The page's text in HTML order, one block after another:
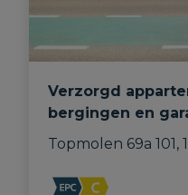
Verzorgd
bergingen en
Topmolen 69a 101,